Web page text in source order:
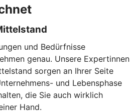
und Bedürfnisse
genau. Unsere Expertinnen
sorgen an Ihrer Seite
und Lebensphase
die Sie auch wirklich
Hand.